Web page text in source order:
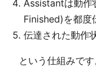
Assistantは動
Finished)を都度
伝達された動作
という仕組みです